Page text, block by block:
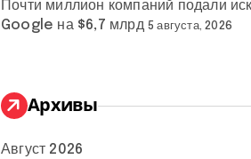
Почти миллион компаний подали
Google на $6,7 млрд 5 августа, 2026
Архивы
Август 2026